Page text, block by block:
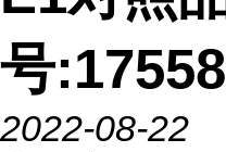
号
2022-08-22